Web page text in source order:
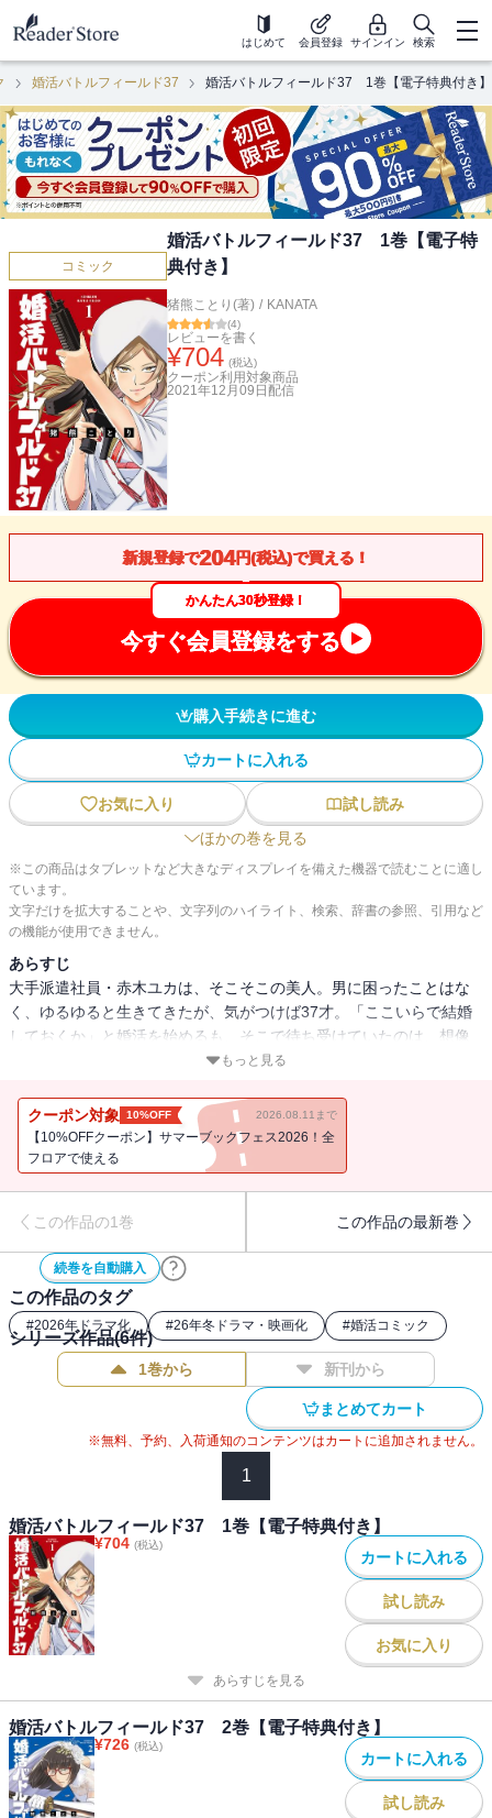
はじめて 会員登録 サインイン 検索
婚活バトルフィールド37 婚活バトルフィールド37 1巻【電子特典付き】
コミック
婚活バトルフィールド37 1巻【電子特
典付き】
猪熊ことり(著) / KANATA
(4)
レビューを書く
¥704 (税込)
クーポン利用対象商品
2021年12月09日 配信
新規登録で204円(税込)で買える！
かんたん30秒登録！
今すぐ会員登録をする
購入手続きに進む
カートに入れる
お気に入り
試し読み
ほかの巻を見る
※この商品はタブレットなど大きなディスプレイを備えた機器で読むことに適し
ています。
文字だけを拡大することや、文字列のハイライト、検索、辞書の参照、引用など
の機能が使用できません。
あらすじ
大手派遣社員・赤木ユカは、そこそこの美人。男に困ったことはな
く、ゆるゆると生きてきたが、気がつけば37才。「ここいらで結婚
しておくか」と婚活を始めるも、そこで待ち受けていたのは、想像
を超えた戦いで――。幸せの形が多様化した現代で、それでも結婚
典】巻末には電子書籍限定のおまけマンガを収録！ 『怪獣自衛隊』
の井上淳哉も驚愕（or絶賛、絶句？）!!!! 『自衛隊婚活編』を特別掲
載!! あの隊員も登場する…のか!?
もっと見る
クーポン対象 10%OFF 2026.08.11まで
【10%OFFクーポン】サマーブックフェス2026！全
フロアで使える
この作品の1巻 この作品の最新巻
続巻を自動購入
この作品のタグ
#2026年ドラマ化 #26年冬ドラマ・映画化 #婚活コミック
シリーズ作品(6件)
1巻から 新刊から
まとめてカート
※無料、予約、入荷通知のコンテンツはカートに追加されません。
1
婚活バトルフィールド37 1巻【電子特典付き】
¥704 (税込)
カートに入れる
試し読み
お気に入り
あらすじを見る
婚活バトルフィールド37 2巻【電子特典付き】
¥726 (税込)
カートに入れる
試し読み